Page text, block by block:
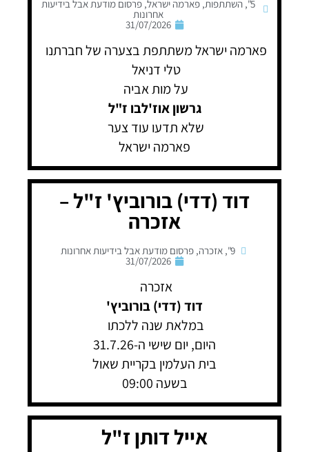
5"
,השתתפות,פארמה ישראל,פרסום מודעת אבל בידיעות
אחרונות
31/07/2026
פארמה ישראל משתתפת בצערה של חברתנו
טלי דניאל
על מות אביה
גרשון אוז'לבו ז"ל
שלא תדעו עוד צער
פארמה ישראל
דוד (דדי) בורוביץ' ז"ל –
אזכרה
9"
, אזכרה, פרסום מודעת אבל בידיעות אחרונות
31/07/2026
אזכרה
דוד (דדי) בורוביץ'
במלאת שנה ללכתו
היום, יום שישי ה-31.7.26
בית העלמין בקריית שאול
בשעה 09:00
אייל דותן ז"ל